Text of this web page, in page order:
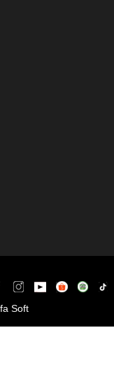
Soft